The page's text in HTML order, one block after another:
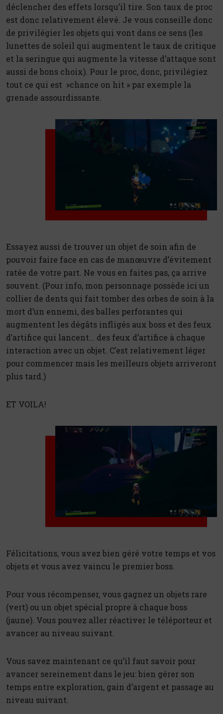
déclencher des effets lorsqu’il tire. Son taux de proc
est donc relativement élevé. Je vous conseille donc
de privilégier les objets qui vont dans ce sens (les
lunettes de soleil qui augmentent le taux de critique
et la seringue qui augmente la vitesse d’attaque sont
aussi de bons choix). Pour le proc, donc, privilégiez
tout ce qui est »chance on hit » par exemple la
grenade assourdissante.
Essayez aussi de trouver un objet de soin afin de
pouvoir faire face en cas de manœuvre d’évitement
ratée de votre part. Ne vous en faites pas, ça arrive
souvent. (Pour info, mon personnage possède ici un
collier de dents qui fait tomber des orbes de soin à la
mort d’un ennemi, des balles perforantes qui
augmentent les dégâts infligés aux boss et des feux
d’artifice qui lancent… des feux d’artifice à chaque
interaction avec un objet. C’est relativement léger
pour commencer mais les meilleurs objets arriveront
plus tard.)
ET VOILA!
Félicitations, vous avez bien géré votre temps et vos
objets et vous avez vaincu le premier boss.
Pour vous récompenser, vous gagnez un objets rare
(vert) ou un objet spécial propre à chaque boss
(jaune). Vous pouvez aller réactiver le téléporteur et
avancer au niveau suivant.
Vous savez maintenant ce qu’il faut savoir pour
avancer sereinement dans le jeu: bien gérer son
temps entre exploration, gain d’argent et passage au
niveau suivant.